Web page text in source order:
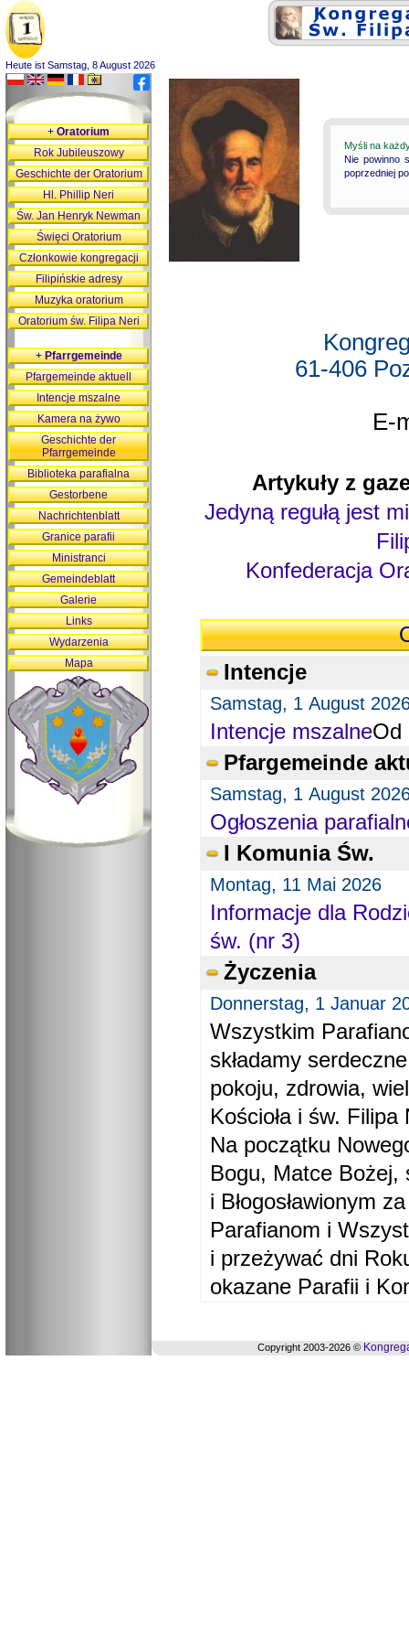
Heute ist Samstag, 8 August 2026
Myśli na
Nie powinno
poprzedniej
61-406
E-
Artykuły z
Jedyną regułą jest
Konfederacja
Intencje
Samstag, 1 August
Intencje mszalneOd
Pfargemeinde
Samstag, 1 August
Ogłoszenia
I Komunia Św.
Montag, 11 Mai 2026
Informacje dla
św. (nr 3)
Życzenia
Donnerstag, 1 Januar
Wszystkim
składamy
pokoju, zdrowia,
Kościoła i św. Filipa
Na początku
Bogu, Matce Bożej,
i Błogosławionym
Parafianom i
i przeżywać dni
okazane Parafii i
+Oratorium
Rok Jubileuszowy
Geschichte der Oratorium
Hl. Phillip Neri
Św. Jan Henryk Newman
Święci Oratorium
Członkowie kongregacji
Filipińskie adresy
Muzyka oratorium
Oratorium św. Filipa Neri
+Pfarrgemeinde
Pfargemeinde aktuell
Intencje mszalne
Kamera na żywo
Geschichte der
Pfarrgemeinde
Biblioteka parafialna
Gestorbene
Nachrichtenblatt
Granice parafii
Ministranci
Gemeindeblatt
Galerie
Links
Wydarzenia
Mapa
Copyright 2003-2026 ©